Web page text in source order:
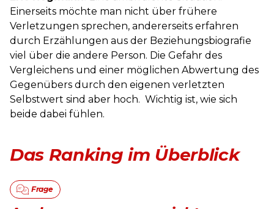
Einerseits möchte man nicht über frühere
Verletzungen sprechen, andererseits erfahren
durch Erzählungen aus der Beziehungsbiografie
viel über die andere Person. Die Gefahr des
Vergleichens und einer möglichen Abwertung des
Gegenübers durch den eigenen verletzten
Selbstwert sind aber hoch. Wichtig ist, wie sich
beide dabei fühlen.
Das Ranking im Überblick